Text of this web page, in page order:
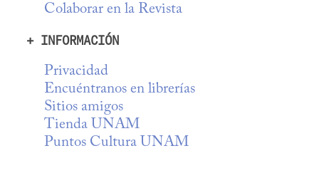
Colaborar en la Revista
+ INFORMACIÓN
Privacidad
Encuéntranos en librerías
Sitios amigos
Tienda UNAM
Puntos Cultura UNAM